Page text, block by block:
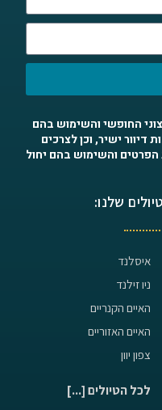
החופשי והשימוש בהם
דיוור ישיר, וכן לצרכים
הפרטים והשימוש בהם יחול
שלנו:
איסלנד
ניו זילנד
האיים הקנריים
האיים האזוריים
צפון יוון
לכל הטיולים [...]